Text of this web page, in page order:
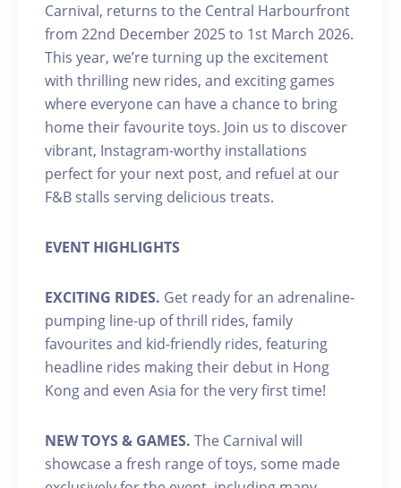
Carnival, returns to the Central Harbourfront
from 22nd December 2025 to 1st March 2026.
This year, we’re turning up the excitement
with thrilling new rides, and exciting games
where everyone can have a chance to bring
home their favourite toys. Join us to discover
vibrant, Instagram-worthy installations
perfect for your next post, and refuel at our
F&B stalls serving delicious treats.
EVENT HIGHLIGHTS
EXCITING RIDES. Get ready for an adrenaline-
pumping line-up of thrill rides, family
favourites and kid-friendly rides, featuring
headline rides making their debut in Hong
Kong and even Asia for the very first time!
NEW TOYS & GAMES. The Carnival will
showcase a fresh range of toys, some made